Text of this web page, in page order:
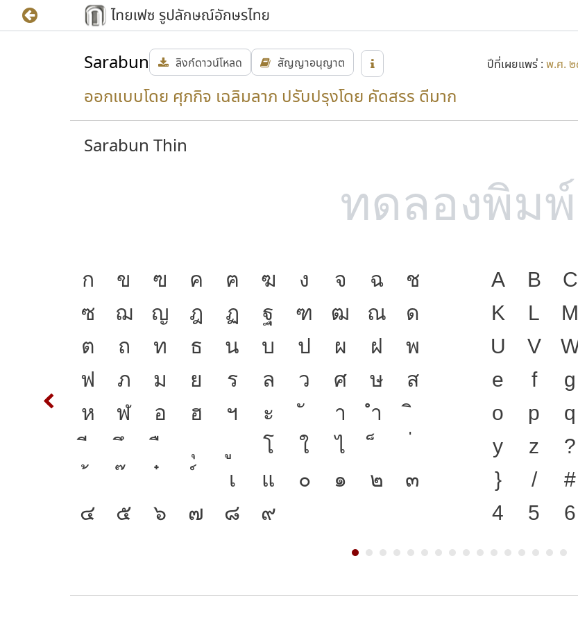
Sarabun ลิงก์ดาวน์โหลด สัญญาอนุญาต ปีที่เผยแพร่ : พ.ศ. ๒
ออกแบบโดย ศุภกิจ เฉลิมลาภ ปรับปรุงโดย คัดสรร ดีมาก
ะแส
Sarabun Thin
ก ข ฃ ค ฅ ฆ ง จ ฉ
ช
ซ
ฌ ญ ฎ ฏ ฐ ฑ ฒ ณ
ด
ต
ถ ท ธ น บ ป ผ ฝ
พ
ฟ
ภ ม ย ร ล ว ศ ษ
ส
ห
ฬ อ ฮ ฯ ะ า
ำ
โ
ใ
ไ
เ
แ ๐ ๑ ๒
๓
๔
๕ ๖ ๗ ๘ ๙
A B C
K
L M
U
V
e
f g
o
p q
y
z ?
}
/ #
4
5 6
ภาษา คือ
เป็นชาติ
เชื่อมตัว
ตัวพิมพ์ คื
ดำรงอยู่
การเปลี่
สะพานที่
สู่อนาคต